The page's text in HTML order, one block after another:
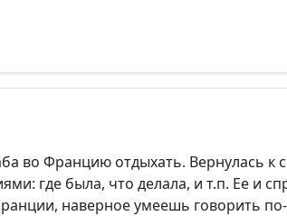
во Францию отдыхать. Вернулась к
где была, что делала, и т.п. Ее и
наверное умеешь говорить по-